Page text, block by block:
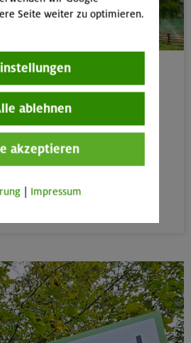
im Sommer
– aber sicher: Unsere
Co. helfen dir, entspannt
Seite weiter zu optimieren.
ablehnen
akzeptieren
Impressum